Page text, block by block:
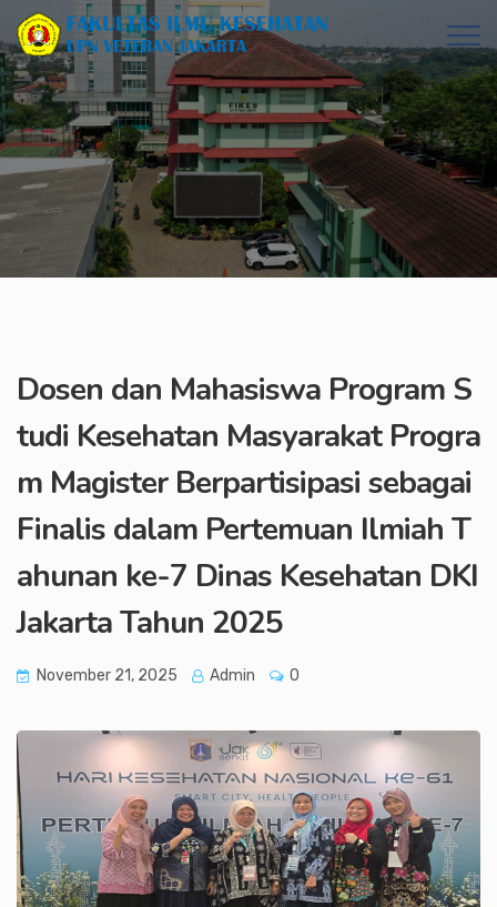
Dosen dan Mahasiswa Program S
tudi Kesehatan Masyarakat Progra
m Magister Berpartisipasi sebagai
Finalis dalam Pertemuan Ilmiah T
ahunan ke-7 Dinas Kesehatan DKI
Jakarta Tahun 2025
November 21, 2025 Admin 0